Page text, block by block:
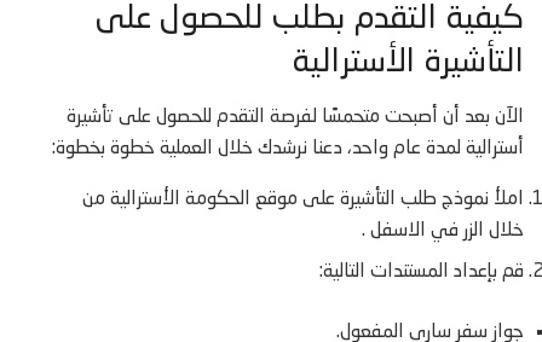
كيفية التقدم بطلب للحصول على
التأشيرة الأسترالية
الآن بعد أن أصبحت متحمسًا لفرصة التقدم للحصول على تأشيرة
أسترالية لمدة عام واحد، دعنا نرشدك خلال العملية خطوة بخطوة:
املأ نموذج طلب التأشيرة على موقع الحكومة الأسترالية من
خلال الزر في الاسفل .
قم بإعداد المستندات التالية:
جواز سفر ساري المفعول.